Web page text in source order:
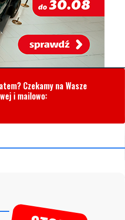
Czekamy na Wasze
i mailowo: